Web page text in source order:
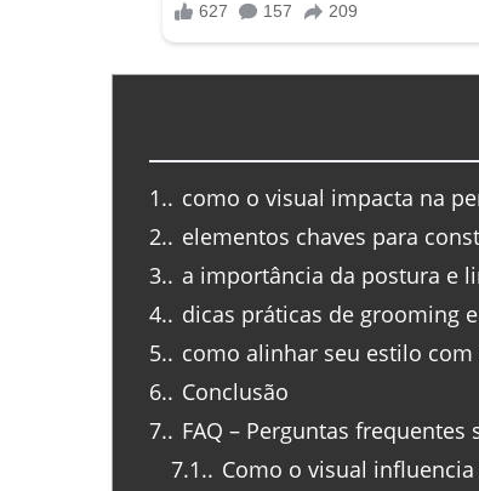
1. como o visual impacta na
2. elementos chaves para
3. a importância da postura e
4. dicas práticas de grooming
5. como alinhar seu estilo
6. Conclusão
7. FAQ – Perguntas
7.1. Como o visual